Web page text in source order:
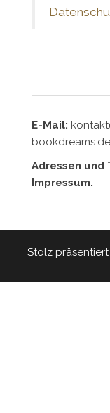
E-Mail:
bookdreams.de
Adressen und
Impressum.
Stolz